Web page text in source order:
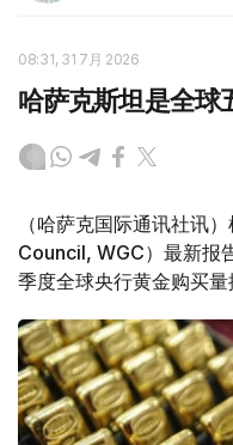
08:31, 31 7月 2026
哈萨克斯坦是全球
（哈萨克国际通讯社讯
Council, WGC）最新报
季度全球央行黄金购买量